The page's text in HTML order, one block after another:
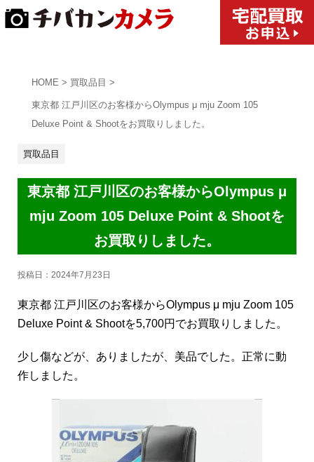
HOME > 買取品目 >
東京都 江戸川区のお客様からOlympus μ mju Zoom 105
Deluxe Point & Shootをお買取りしました。
買取品目
東京都 江戸川区のお客様からOlympus μ
mju Zoom 105 Deluxe Point & Shootを
お買取りしました。
投稿日： 2024年7月23日
東京都 江戸川区のお客様からOlympus μ mju Zoom 105
Deluxe Point & Shootを5,700円でお買取りしました。
少し傷などが、ありましたが、美品でした。正常に動
作しました。